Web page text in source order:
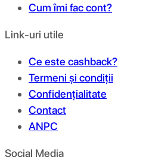
Cum îmi fac cont?
Link-uri utile
Ce este cashback?
Termeni și condiții
Confidențialitate
Contact
ANPC
Social Media